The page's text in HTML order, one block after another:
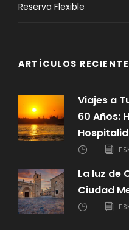
Reserva Flexible
ARTÍCULOS
Viajes a
60 Años:
La luz de
Ciudad